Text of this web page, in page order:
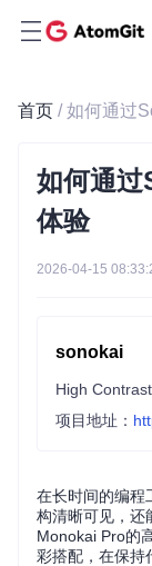
首页 / 如何通过
如何通
体验
2026-04-15
sonokai
项目地址：
在长时间的编程
构清晰可见，还
Monokai Pro的
彩搭配，在保持